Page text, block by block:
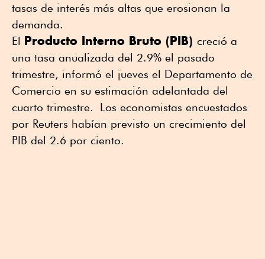
tasas de interés más altas que erosionan la
demanda.
El Producto Interno Bruto (PIB) creció a
una tasa anualizada del 2.9% el pasado
trimestre, informó el jueves el Departamento de
Comercio en su estimación adelantada del
cuarto trimestre. Los economistas encuestados
por Reuters habían previsto un crecimiento del
PIB del 2.6 por ciento.